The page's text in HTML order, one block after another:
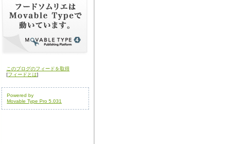
このブログのフィードを取得
[フィードとは]
Powered by
Movable Type Pro 5.031